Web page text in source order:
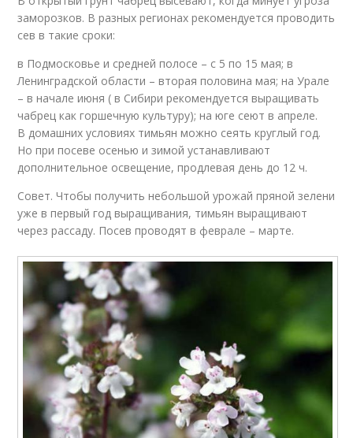
заморозков. В разных регионах рекомендуется проводить
сев в такие сроки:
в Подмосковье и средней полосе – с 5 по 15 мая; в
Ленинградской области – вторая половина мая; на Урале
– в начале июня ( в Сибири рекомендуется выращивать
чабрец как горшечную культуру); на юге сеют в апреле.
В домашних условиях тимьян можно сеять круглый год.
Но при посеве осенью и зимой устанавливают
дополнительное освещение, продлевая день до 12 ч.
Совет. Чтобы получить небольшой урожай пряной зелени
уже в первый год выращивания, тимьян выращивают
через рассаду. Посев проводят в феврале – марте.